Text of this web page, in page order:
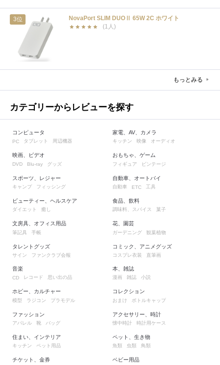
3位
NovaPort SLIM DUOⅡ 65W 2C ホワイト
(1人)
もっとみる
カテゴリーからレビューを探す
コンピュータ
PC タブレット 周辺機器
映画、ビデオ
DVD Blu-ray グッズ
スポーツ、レジャー
キャンプ フィッシング
ビューティー、ヘルスケア
ダイエット 癒し
文房具、オフィス用品
筆記具 手帳
タレントグッズ
サイン ファンクラブ会報
家電、AV、カメラ
キッチン 映像 オーディオ
おもちゃ、ゲーム
フィギュア ビンテージ
自動車、オートバイ
自動車 ETC 工具
食品、飲料
調味料、スパイス 菓子
花、園芸
ガーデニング 観葉植物
コミック、アニメグッズ
コスプレ衣装 直筆画
音楽
CD レコード 思い出の品
ホビー、カルチャー
模型 ラジコン プラモデル
ファッション
アパレル 靴 バッグ
住まい、インテリア
キッチン ペット用品
チケット、金券
本、雑誌
漫画 雑誌 小説
コレクション
おまけ ボトルキャップ
アクセサリー、時計
懐中時計 時計用ケース
ペット、生き物
魚類 虫類 鳥類
ベビー用品